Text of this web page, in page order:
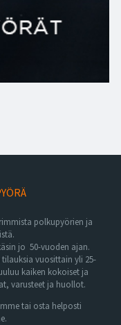
polkupyörien ja
jo 50-vuoden ajan.
vuosittain yli 25-
kaiken kokoiset ja
varusteet ja huollot.
tai osta helposti